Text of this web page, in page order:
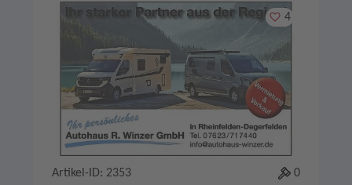
Merken
4
Artikel-ID: 2353 0